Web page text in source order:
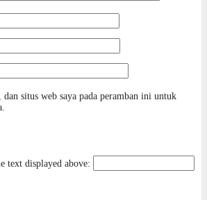
situs web saya pada peramban ini untuk
text displayed above: